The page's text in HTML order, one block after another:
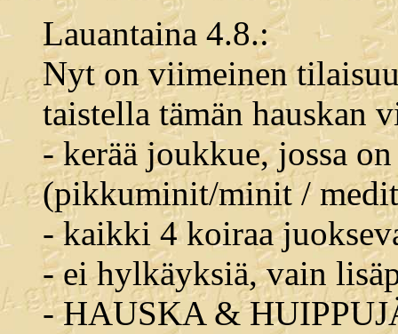
Lauantaina 4.8.:
Nyt on viimeinen
taistella tämän hauskan
- kerää joukkue, jossa
(pikkuminit/minit /
- kaikki 4 koiraa
- ei hylkäyksiä, vain
- HAUSKA &